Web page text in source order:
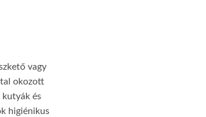
vagy
okozott
kutyák és
higiénikus